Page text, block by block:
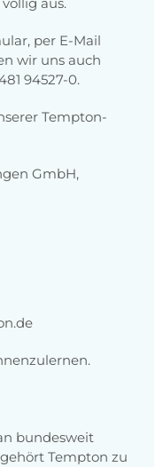
aus.
per E-Mail
wir uns auch
94527-0.
Tempton-
GmbH,
bundesweit
Tempton zu